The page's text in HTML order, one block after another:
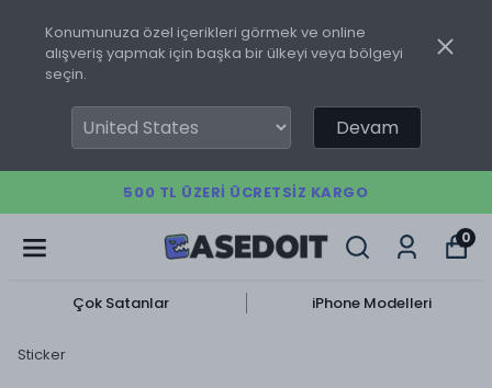
Konumunuza özel içerikleri görmek ve online
alışveriş yapmak için başka bir ülkeyi veya bölgeyi
seçin.
Devam
500 TL ÜZERI ÜCRETSIZ KARGO
0
Çok Satanlar iPhone Modelleri
Sticker